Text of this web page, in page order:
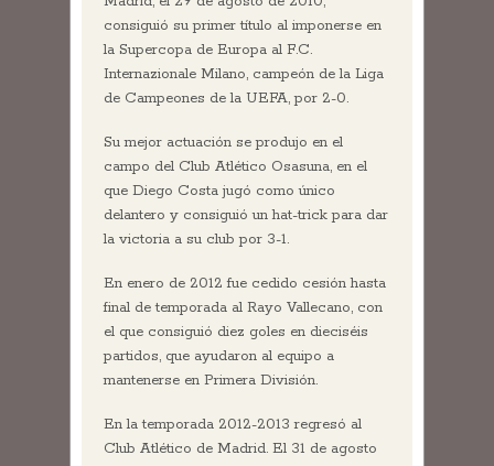
consiguió su primer título al imponerse en
la Supercopa de Europa al F.C.
Internazionale Milano, campeón de la Liga
de Campeones de la UEFA, por 2-0.
Su mejor actuación se produjo en el
campo del Club Atlético Osasuna, en el
que Diego Costa jugó como único
delantero y consiguió un hat-trick para dar
la victoria a su club por 3-1.
En enero de 2012 fue cedido cesión hasta
final de temporada al Rayo Vallecano, con
el que consiguió diez goles en dieciséis
partidos, que ayudaron al equipo a
mantenerse en Primera División.
En la temporada 2012-2013 regresó al
Club Atlético de Madrid. El 31 de agosto